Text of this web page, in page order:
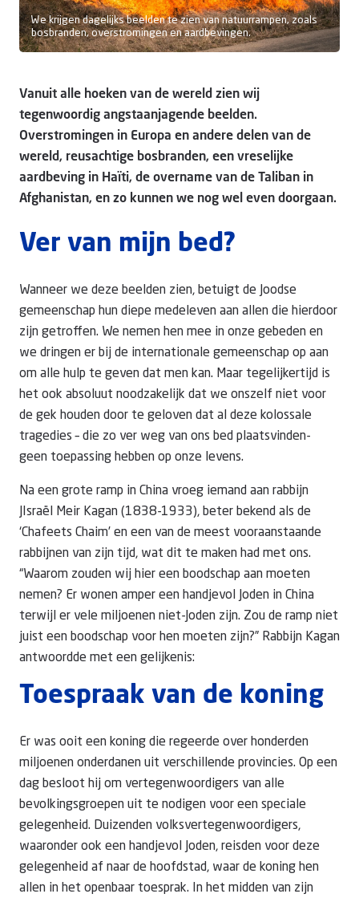
We krijgen dagelijks beelden te zien van natuurrampen, zoals
bosbranden, overstromingen en aardbevingen.
Vanuit alle hoeken van de wereld zien wij
tegenwoordig angstaanjagende beelden.
Overstromingen in Europa en andere delen van de
wereld, reusachtige bosbranden, een vreselijke
aardbeving in Haïti, de overname van de Taliban in
Afghanistan, en zo kunnen we nog wel even doorgaan.
Ver van mijn bed?
Wanneer we deze beelden zien, betuigt de Joodse
gemeenschap hun diepe medeleven aan allen die hierdoor
zijn getroffen. We nemen hen mee in onze gebeden en
we dringen er bij de internationale gemeenschap op aan
om alle hulp te geven dat men kan. Maar tegelijkertijd is
het ook absoluut noodzakelijk dat we onszelf niet voor
de gek houden door te geloven dat al deze kolossale
tragedies – die zo ver weg van ons bed plaatsvinden-
geen toepassing hebben op onze levens.
Na een grote ramp in China vroeg iemand aan rabbijn
JIsraël Meir Kagan (1838-1933), beter bekend als de
‘Chafeets Chaim’ en een van de meest vooraanstaande
rabbijnen van zijn tijd, wat dit te maken had met ons.
“Waarom zouden wij hier een boodschap aan moeten
nemen? Er wonen amper een handjevol Joden in China
terwijl er vele miljoenen niet-Joden zijn. Zou de ramp niet
juist een boodschap voor hen moeten zijn?” Rabbijn Kagan
antwoordde met een gelijkenis:
Toespraak van de koning
Er was ooit een koning die regeerde over honderden
miljoenen onderdanen uit verschillende provincies. Op een
dag besloot hij om vertegenwoordigers van alle
bevolkingsgroepen uit te nodigen voor een speciale
gelegenheid. Duizenden volksvertegenwoordigers,
waaronder ook een handjevol Joden, reisden voor deze
gelegenheid af naar de hoofdstad, waar de koning hen
allen in het openbaar toesprak. In het midden van zijn